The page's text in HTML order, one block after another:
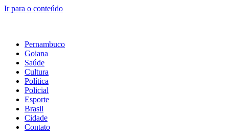
Ir para o conteúdo
Pernambuco
Goiana
Saúde
Cultura
Política
Policial
Esporte
Brasil
Cidade
Contato